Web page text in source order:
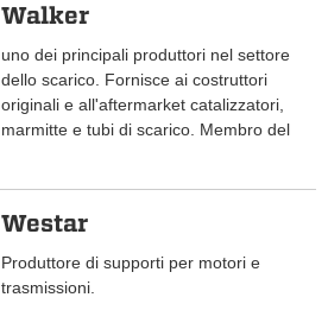
Walker
uno dei principali produttori nel settore
dello scarico. Fornisce ai costruttori
originali e all'aftermarket catalizzatori,
marmitte e tubi di scarico. Membro del
Westar
Produttore di supporti per motori e
trasmissioni.